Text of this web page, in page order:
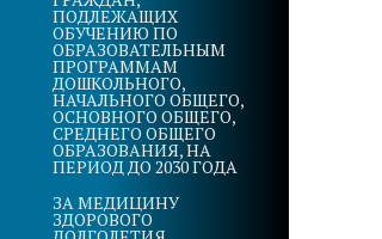
ПОДЛЕЖАЩИХ
ОБУЧЕНИЮ ПО
ОБРАЗОВАТЕЛЬНЫМ
ПРОГРАММАМ
ДОШКОЛЬНОГО,
НАЧАЛЬНОГО ОБЩЕГО,
ОСНОВНОГО ОБЩЕГО,
СРЕДНЕГО ОБЩЕГО
ОБРАЗОВАНИЯ, НА
ПЕРИОД ДО 2030 ГОДА
ЗА МЕДИЦИНУ
ЗДОРОВОГО